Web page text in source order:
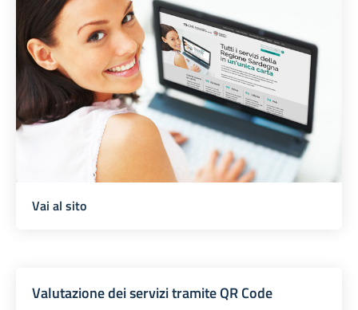
Vai al sito
Valutazione dei servizi tramite QR Code